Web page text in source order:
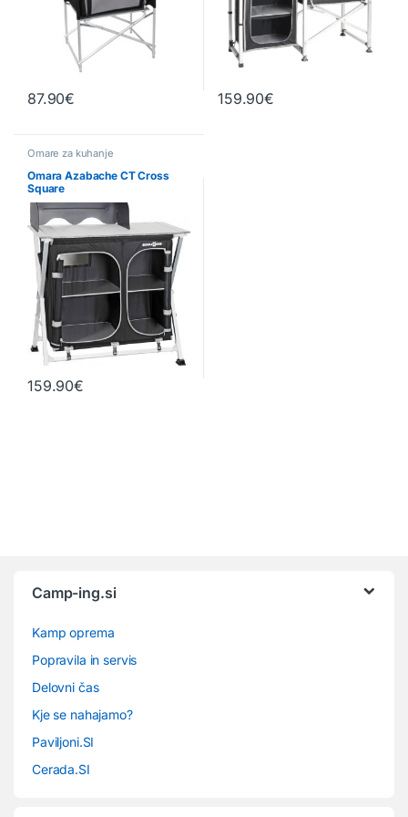
87.90€ 159.90€
Omare za kuhanje
Omara Azabache CT Cross
Square
159.90€
Camp-ing.si
Kamp oprema
Popravila in servis
Delovni čas
Kje se nahajamo?
Paviljoni.SI
Cerada.SI